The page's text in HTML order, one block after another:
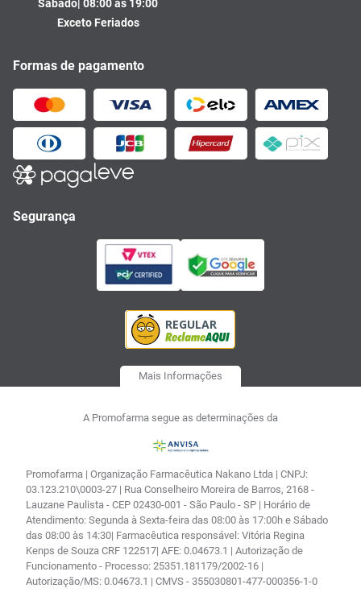
Sábado| 08:00 às 19:00
Exceto Feriados
Formas de pagamento
Segurança
Mais Informações
A Promofarma segue as determinações da
Promofarma | Organização Farmacêutica Nakano Ltda | CNPJ:
03.123.210\0003-27 | Rua Conselheiro Moreira de Barros, 2168 -
Lauzane Paulista - CEP 02430-001 - São Paulo - SP | Horário de
Atendimento: Segunda à Sexta-feira das 08:00 às 17:00h e Sábado
das 08:00 às 14:30| Farmacêutica responsável: Vitória Regina
Kenps de Souza CRF 122517| AFE: 0.04673.1 | Autorização de
Funcionamento - Processo: 25351.181179/2002-16 |
Autorização/MS: 0.04673.1 | CMVS - 355030801-477-000356-1-0